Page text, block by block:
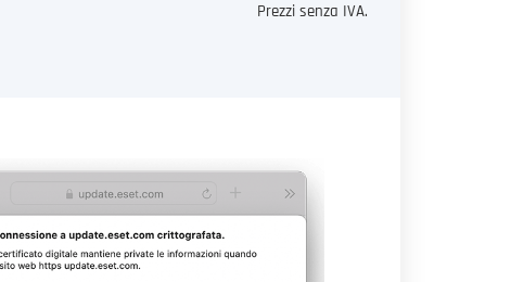
Prezzi senza IVA.